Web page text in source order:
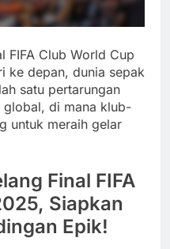
FIFA Club World Cup
ke depan, dunia sepak
satu pertarungan
di mana klub-
untuk meraih gelar
Final FIFA
Siapkan
Epik!